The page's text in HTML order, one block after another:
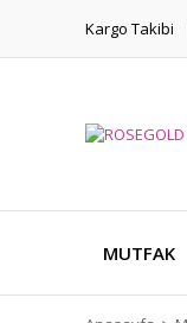
Kargo Takibi
MUTFAK